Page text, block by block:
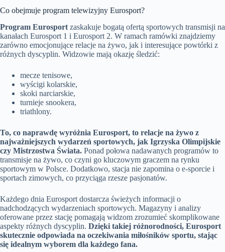
Co obejmuje program telewizyjny Eurosport?
Program Eurosport zaskakuje bogatą ofertą sportowych transmisji na
kanałach Eurosport 1 i Eurosport 2. W ramach ramówki znajdziemy
zarówno emocjonujące relacje na żywo, jak i interesujące powtórki z
różnych dyscyplin. Widzowie mają okazję śledzić:
mecze tenisowe,
wyścigi kolarskie,
skoki narciarskie,
turnieje snookera,
triathlony.
To, co naprawdę wyróżnia Eurosport, to relacje na żywo z
najważniejszych wydarzeń sportowych, jak Igrzyska Olimpijskie
czy Mistrzostwa Świata. Ponad połowa nadawanych programów to
transmisje na żywo, co czyni go kluczowym graczem na rynku
sportowym w Polsce. Dodatkowo, stacja nie zapomina o e-sporcie i
sportach zimowych, co przyciąga rzesze pasjonatów.
Każdego dnia Eurosport dostarcza świeżych informacji o
nadchodzących wydarzeniach sportowych. Magazyny i analizy
oferowane przez stację pomagają widzom zrozumieć skomplikowane
aspekty różnych dyscyplin. Dzięki takiej różnorodności, Eurosport
skutecznie odpowiada na oczekiwania miłośników sportu, stając
się idealnym wyborem dla każdego fana.